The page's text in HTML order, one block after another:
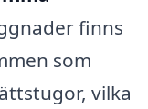
finns
som
vilka